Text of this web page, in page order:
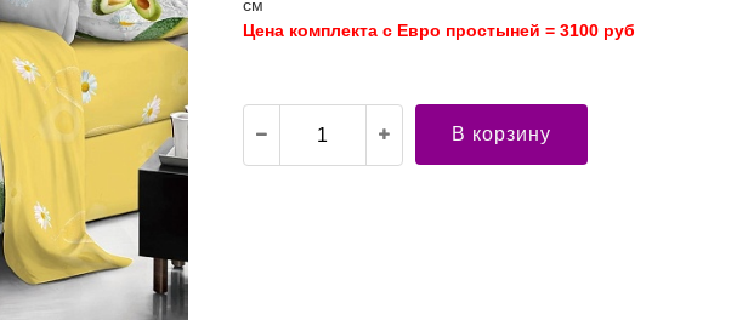
см
Цена комплекта с Евро простыней = 3100 руб
В корзину